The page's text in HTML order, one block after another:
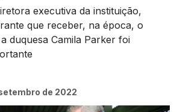
executiva da instituição,
que receber, na época, o
duquesa Camila Parker foi
de 2022